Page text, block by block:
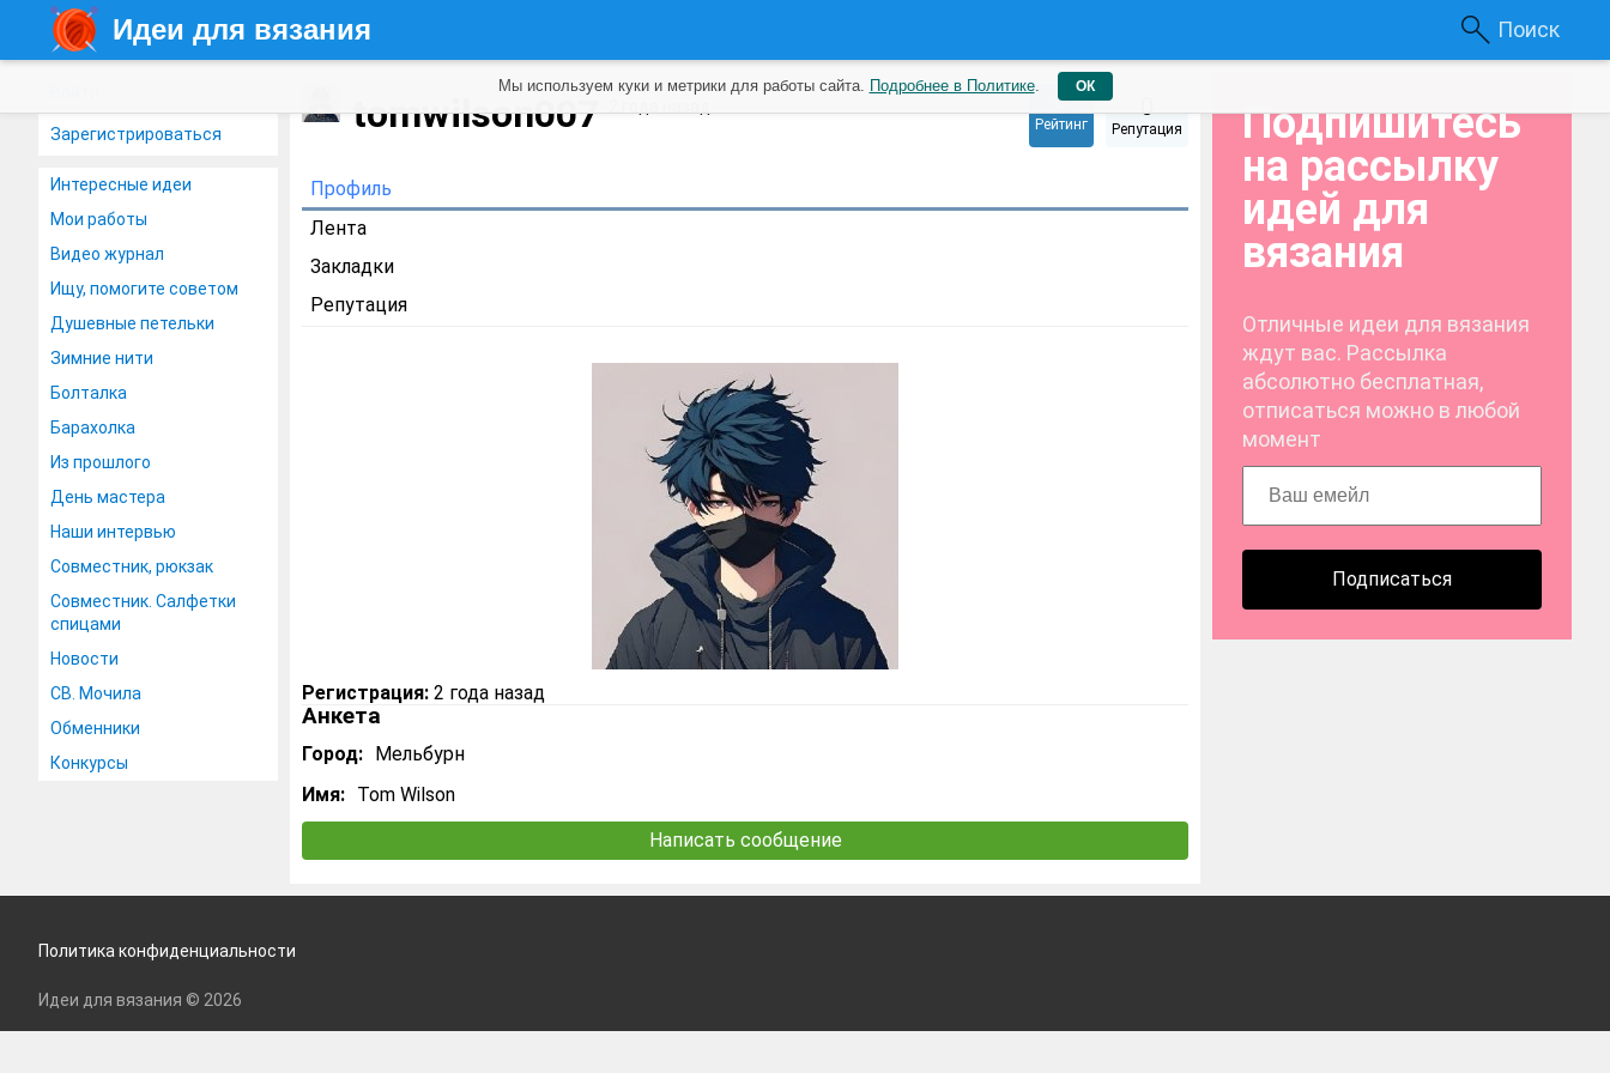
Идеи для вязания Поиск
Зарегистрироваться
Интересные идеи
Мои работы
Видео журнал
Ищу, помогите советом
Душевные петельки
Зимние нити
Болталка
Барахолка
Из прошлого
День мастера
Наши интервью
Совместник, рюкзак
Совместник. Салфетки
спицами
Новости
СВ. Мочила
Обменники
Конкурсы
tomwilson007 0
Рейтинг
0
Репутация
Профиль
Лента
Закладки
Репутация
Регистрация: 2 года назад
Анкета
Город: Мельбурн
Имя: Tom Wilson
Написать сообщение
Подпишитесь
на рассылку
идей для
вязания
Отличные идеи для вязания
ждут вас. Рассылка
абсолютно бесплатная,
отписаться можно в любой
момент
Подписаться
Мы используем куки и метрики для работы сайта. Подробнее в Политике. ОК
Политика конфиденциальности
Идеи для вязания © 2026